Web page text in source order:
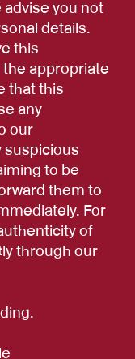
you not
details.
this
appropriate
that this
any
our
suspicious
to be
them to
For
of
through our